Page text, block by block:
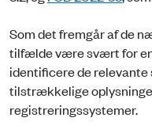
Som det fremgår af de
tilfælde være svært for
identificere de relevante
tilstrækkelige
registreringssystemer.